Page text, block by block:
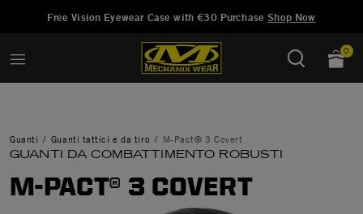
Free Vision Eyewear Case with €30 PurchaseShop Now
0
Guanti Guanti tattici e da tiro M-Pact® 3 Covert
GUANTI DA COMBATTIMENTO ROBUSTI
M-PACT® 3 COVERT
Aggiunto a Gestisci Lista dei Desideri